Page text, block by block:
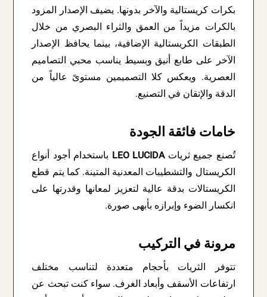
بكرات كريستالية والآخر بدونها. يضيف الإصدار المزود
بالكرات مزيداً من العمق والثراء البصري من خلال
الطبقات الكريستالية الإضافية، بينما يحافظ الإصدار
الآخر على طابع أنيق وبسيط يناسب محبي التصاميم
العصرية. ويعكس كلا التصميمين مستوىً عالياً من
الدقة والإتقان في التصنيع.
خامات فائقة الجودة
تُصنع جميع ثرياتLEO LUCIDA باستخدام أجود أنواع
الكريستال والتشطيبات المعدنية المتينة. كما يتم قطع
الكريستالات بدقة عالية لتعزيز لمعانها وقدرتها على
انكسار الضوء وإبرازه بأبهى صورة.
مرونة في التركيب
تتوفر الثريات بأحجام متعددة لتناسب مختلف
ارتفاعات الأسقف وأبعاد الغرف. سواء كنت تبحث عن